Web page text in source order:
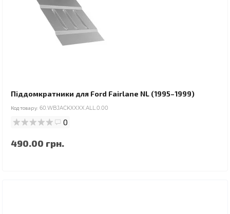
Піддомкратники для Ford Fairlane NL (1995–1999)
Код товару: 60.WBJACKXXXX.ALL.0.00
0
490.00 грн.